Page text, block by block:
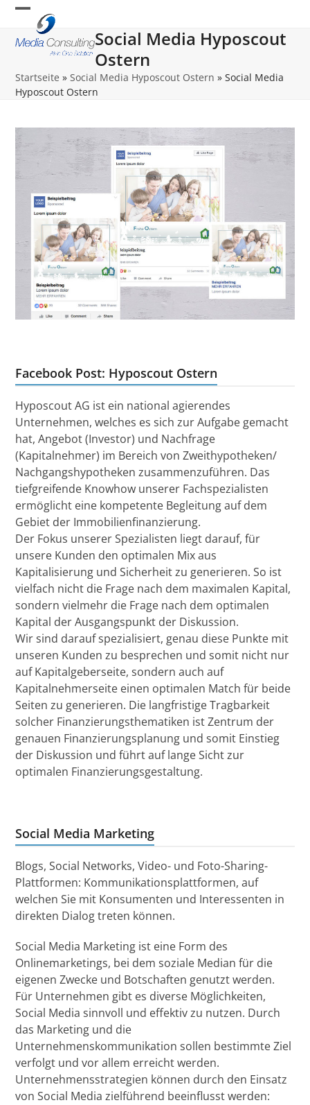
Skip
content
Open
mobile
menu
Close
mobile
menu
Social Media Hyposcout
Ostern
Startseite »Social Media Hyposcout Ostern »Social Media
Hyposcout Ostern
Facebook Post: Hyposcout Ostern
Hyposcout AG ist ein national agierendes
Unternehmen, welches es sich zur Aufgabe gemacht
hat, Angebot (Investor) und Nachfrage
(Kapitalnehmer) im Bereich von Zweithypotheken/
Nachgangshypotheken zusammenzuführen. Das
tiefgreifende Knowhow unserer Fachspezialisten
ermöglicht eine kompetente Begleitung auf dem
Gebiet der Immobilienfinanzierung.
Der Fokus unserer Spezialisten liegt darauf, für
unsere Kunden den optimalen Mix aus
Kapitalisierung und Sicherheit zu generieren. So ist
vielfach nicht die Frage nach dem maximalen Kapital,
sondern vielmehr die Frage nach dem optimalen
Kapital der Ausgangspunkt der Diskussion.
Wir sind darauf spezialisiert, genau diese Punkte mit
unseren Kunden zu besprechen und somit nicht nur
auf Kapitalgeberseite, sondern auch auf
Kapitalnehmerseite einen optimalen Match für beide
Seiten zu generieren. Die langfristige Tragbarkeit
solcher Finanzierungsthematiken ist Zentrum der
genauen Finanzierungsplanung und somit Einstieg
der Diskussion und führt auf lange Sicht zur
optimalen Finanzierungsgestaltung.
Social Media Marketing
Blogs, Social Networks, Video- und Foto-Sharing-
Plattformen: Kommunikationsplattformen, auf
welchen Sie mit Konsumenten und Interessenten in
direkten Dialog treten können.
Social Media Marketing ist eine Form des
Onlinemarketings, bei dem soziale Median für die
eigenen Zwecke und Botschaften genutzt werden.
Für Unternehmen gibt es diverse Möglichkeiten,
Social Media sinnvoll und effektiv zu nutzen. Durch
das Marketing und die
Unternehmenskommunikation sollen bestimmte Ziel
verfolgt und vor allem erreicht werden.
Unternehmensstrategien können durch den Einsatz
von Social Media zielführend beeinflusst werden: